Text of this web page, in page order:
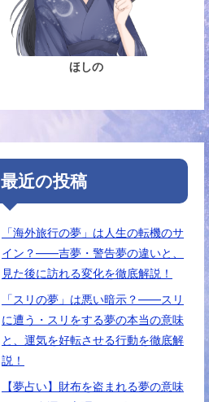
ほしの
最近の投稿
「海外旅行の夢」は人生の転機のサ
イン？――吉夢・警告夢の違いと、
見た後に訪れる変化を徹底解説！
「スリの夢」は悪い暗示？――スリ
に遭う・スリをする夢の本当の意味
と、運気を好転させる行動を徹底解
説！
【夢占い】財布を盗まれる夢の意味